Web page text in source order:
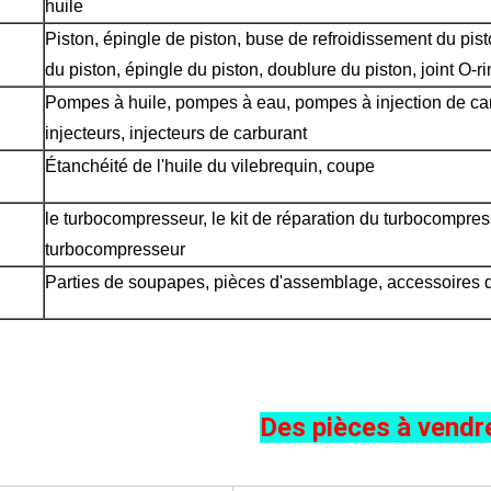
huile
Piston, épingle de piston, buse de refroidissement du
du piston, épingle du piston, doublure du piston, joint O-
Pompes à huile, pompes à eau, pompes à injection de
injecteurs, injecteurs de carburant
Étanchéité de l'huile du vilebrequin, coupe
le turbocompresseur, le kit de réparation du
turbocompresseur
Parties de soupapes, pièces d'assemblage, accessoires
Des pièces à